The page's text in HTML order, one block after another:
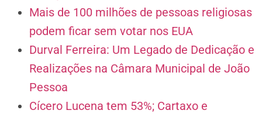
Mais de 100 milhões de pessoas religiosas
podem ficar sem votar nos EUA
Durval Ferreira: Um Legado de Dedicação e
Realizações na Câmara Municipal de João
Pessoa
Cícero Lucena tem 53%; Cartaxo e